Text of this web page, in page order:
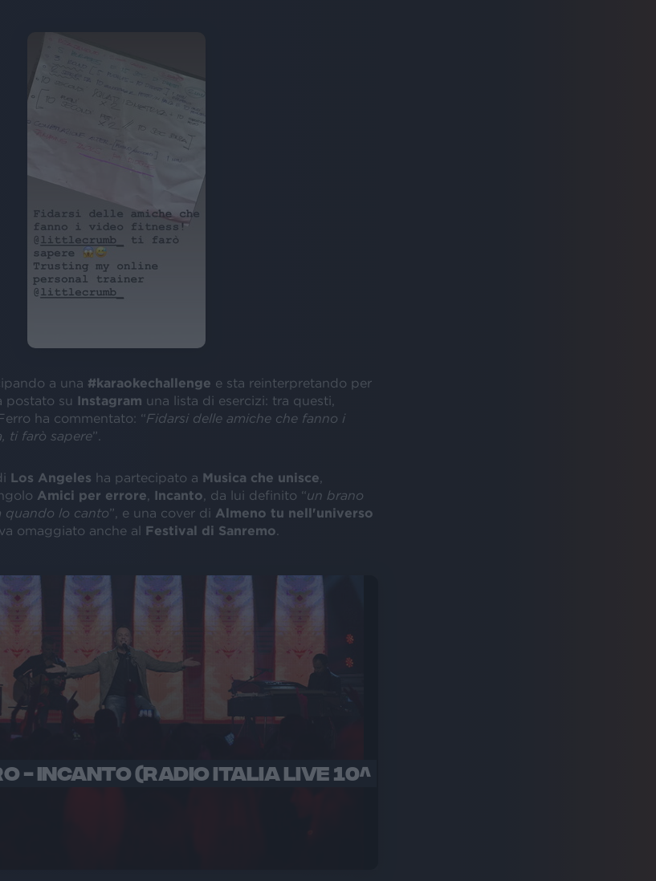
a una #karaokechallenge e sta reinterpretando per
postato su Instagram una lista di esercizi: tra questi,
ha commentato: “Fidarsi delle amiche che fanno i
ti farò sapere”.
Los Angeles ha partecipato a Musica che unisce
Amici per errore Incanto , da lui definito “un brano
quando lo canto”, e una cover di Almeno tu nell'universo
omaggiato anche al Festival di Sanremo
- INCANTO (RADIO ITALIA LIVE 10^